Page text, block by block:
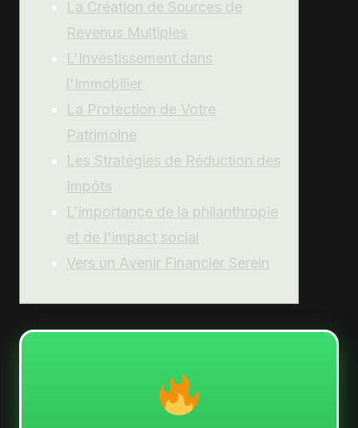
La Création de Sources de
Revenus Multiples
L'Investissement dans
l'Immobilier
La Protection de Votre
Patrimoine
Les Stratégies de Réduction des
Impôts
L'importance de la philanthropie
et de l'impact social
Vers un Avenir Financier Serein